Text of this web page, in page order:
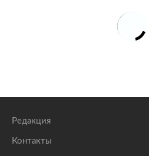
Редакция
Контакты